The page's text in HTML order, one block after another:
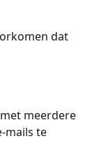
dat
meerdere
mails te